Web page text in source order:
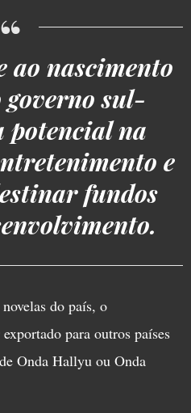
ao nascimento
sul-
potencial na
e
fundos
do país, o
para outros países
Onda Hallyu ou Onda